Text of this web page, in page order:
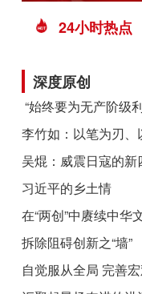
24小时热点
深度原创
习近平的乡土情
在“两创”中赓续中华
拆除阻碍创新之“墙”
自觉服从全局 完善